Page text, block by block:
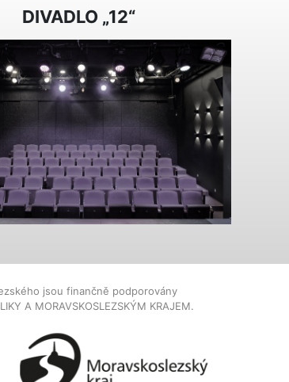
DIVADLO „12“
jsou finančně podporovány
A MORAVSKOSLEZSKÝM KRAJEM.